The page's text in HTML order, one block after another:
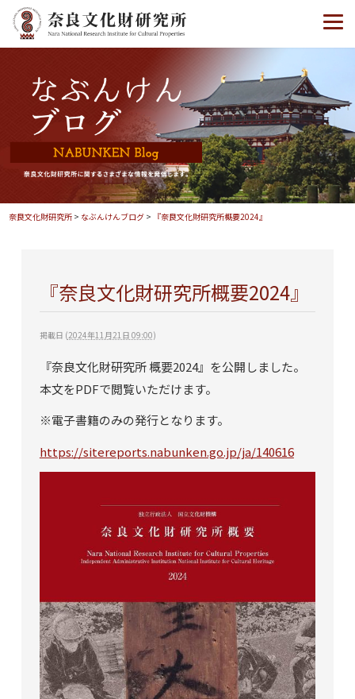
奈良文化財研究所 > なぶんけんブログ > 『奈良文化財研究所概要2024』
『奈良文化財研究所概要2024』
掲載日 (2024年11月21日 09:00)
『奈良文化財研究所 概要2024』を公開しました。
本文をPDFで閲覧いただけます。
※電子書籍のみの発行となります。
https://sitereports.nabunken.go.jp/ja/140616